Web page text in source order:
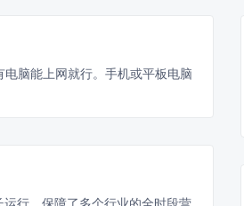
脑能上网就行。手机或平板电脑
行，保障了多个行业的全时段营